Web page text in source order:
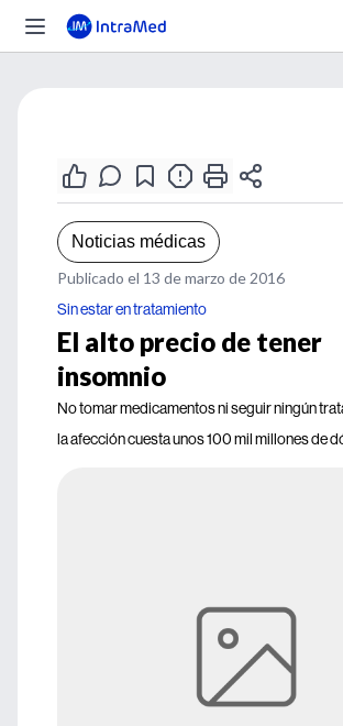
Noticias médicas
Publicado el 13 de marzo de 2016
Sin estar en tratamiento
El alto precio de tener
insomnio
No tomar medicamentos ni seguir ningún
la afección cuesta unos 100 mil millones de